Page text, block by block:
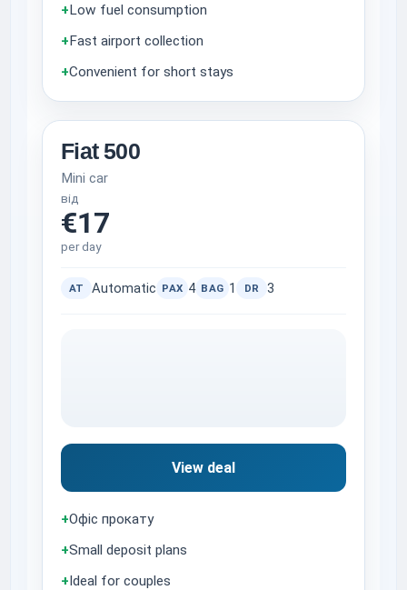
+ Low fuel consumption
+ Fast airport collection
+Convenient for short stays
Fiat 500
Mini car
від
€17
per day
AT Automatic PAX 4 BAG 1 DR 3
View deal
+Офіс прокату
+Small deposit plans
+Ideal for couples